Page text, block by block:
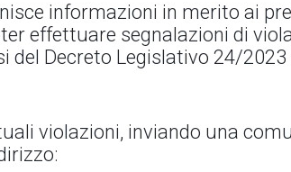
informazioni in merito ai
effettuare segnalazioni di
del Decreto Legislativo 24/
violazioni, inviando una